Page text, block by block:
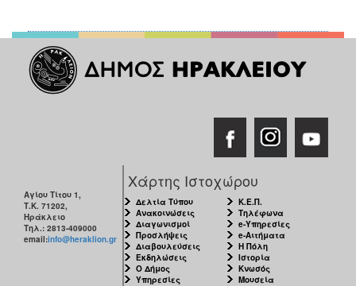
Αγίου Τίτου 1,
Τ.Κ. 71202,
Ηράκλειο
Τηλ.: 2813-409000
email:info@heraklion.gr
Χάρτης Ιστοχώρου
Δελτία Τύπου
Ανακοινώσεις
Διαγωνισμοί
Προσλήψεις
Διαβουλεύσεις
Εκδηλώσεις
Ο Δήμος
Υπηρεσίες
Κ.Ε.Π.
Τηλέφωνα
e-Υπηρεσίες
e-Αιτήματα
Η Πόλη
Ιστορία
Κνωσός
Μουσεία